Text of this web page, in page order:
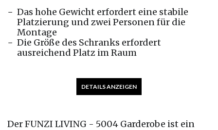
Der FUNZI LIVING - 5004 Garderobe ist ein
Das hohe Gewicht erfordert eine stabile
Platzierung und zwei Personen für die
Montage
Die Größe des Schranks erfordert
ausreichend Platz im Raum
DETAILS ANZEIGEN